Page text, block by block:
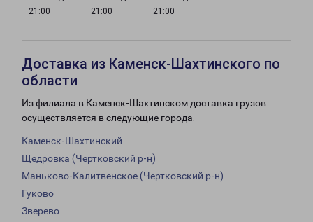
21:00
21:00
21:00
Доставка из Каменск-Шахтинского по
области
Из филиала в Каменск-Шахтинском доставка грузов
осуществляется в следующие города:
Каменск-Шахтинский
Щедровка (Чертковский р-н)
Маньково-Калитвенское (Чертковский р-н)
Гуково
Зверево